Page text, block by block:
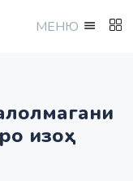
МEНЮ
изоҳ